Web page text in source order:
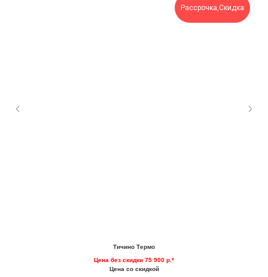
Рассрочка,Скидка
Тичино Термо
Цена без скидки 75 900 р.*
Цена со скидкой